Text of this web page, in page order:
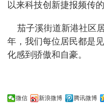
以来科技创新捷报频传
茄子溪街道新港社区
年，我们每位居民都是
化感到骄傲和自豪。
微信 新浪微博 腾讯微博